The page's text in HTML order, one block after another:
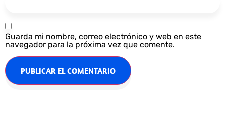
Guarda mi nombre, correo electrónico y web en este
navegador para la próxima vez que comente.